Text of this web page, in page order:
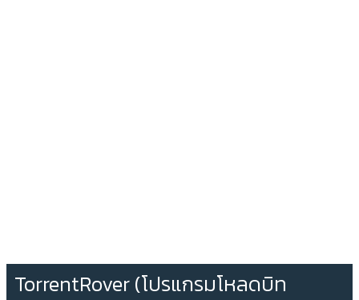
TorrentRover (โปรแกรมโหลดบิท